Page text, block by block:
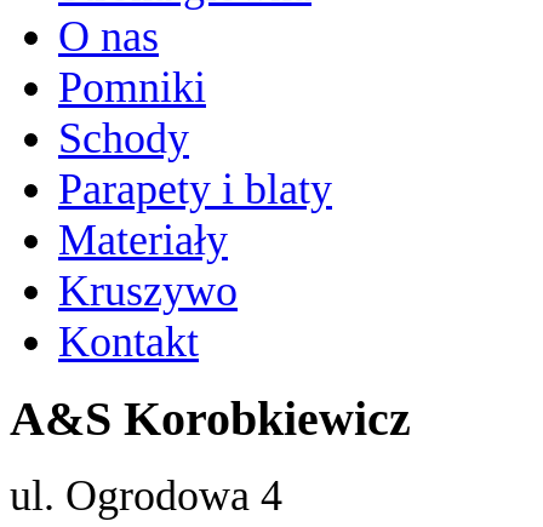
O nas
Pomniki
Schody
Parapety i blaty
Materiały
Kruszywo
Kontakt
A&S Korobkiewicz
ul. Ogrodowa 4